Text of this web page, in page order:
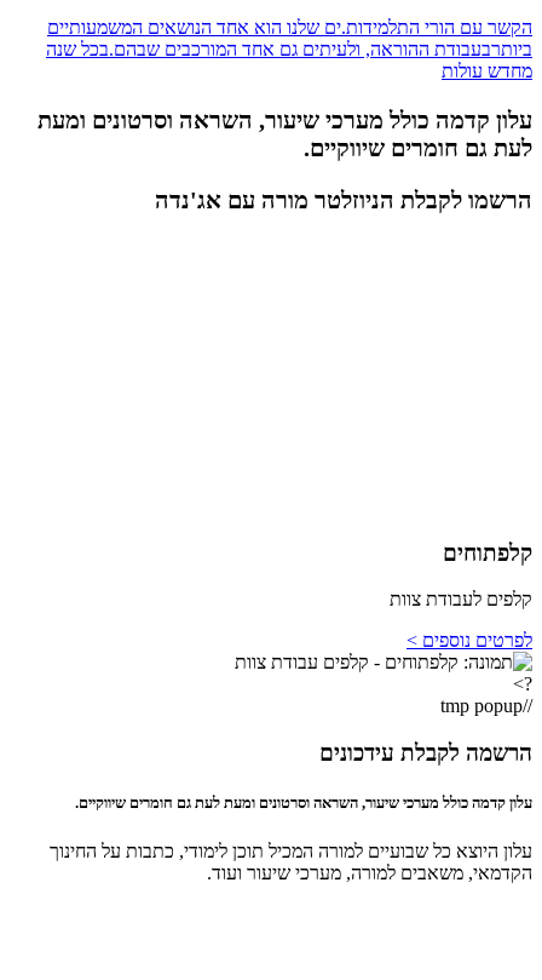
הקשר עם הורי התלמידות.ים שלנו הוא אחד הנושאים המשמעותיים
ביותרבעבודת ההוראה, ולעיתים גם אחד המורכבים שבהם.בכל שנה
מחדש עולות
עלון קדמה כולל מערכי שיעור, השראה וסרטונים ומעת
לעת גם חומרים שיווקיים.
הרשמו לקבלת הניוזלטר מורה עם אג'נדה
קלפתוחים
קלפים לעבודת צוות
לפרטים נוספים >
?>
//tmp popup
הרשמה לקבלת עידכונים
עלון קדמה כולל מערכי שיעור, השראה וסרטונים ומעת לעת גם חומרים שיווקיים.
עלון היוצא כל שבועיים למורה המכיל תוכן לימודי, כתבות על החינוך
הקדמאי, משאבים למורה, מערכי שיעור ועוד.